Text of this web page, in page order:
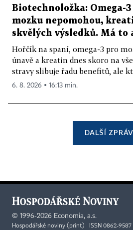
Biotechnoložka: Omega-
mozku nepomohou,
skvělých výsledků. Má to
Hořčík na spaní, omega-3 pro
únavě a kreatin dnes skoro na
stravy slibuje řadu benefitů, ale
6. 8. 2026 ▪ 16:13 min.
DALŠÍ
© 1996-2026 Economia, a.s.
Hospodářské noviny (print) ISSN 0862-9587